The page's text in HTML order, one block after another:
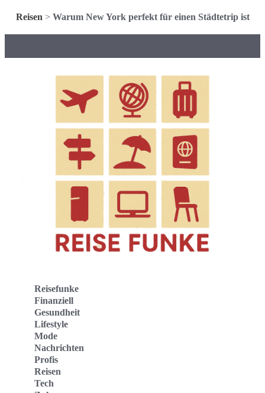
Reisen > Warum New York perfekt für einen Städtetrip ist
Reisefunke
Finanziell
Gesundheit
Lifestyle
Mode
Nachrichten
Profis
Reisen
Tech